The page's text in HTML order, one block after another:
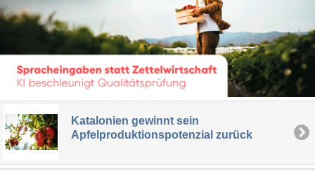
Katalonien gewinnt sein
Apfelproduktionspotenzial zurück